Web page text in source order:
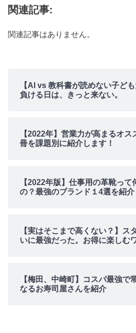
関連記事:
関連記事はありません。
【AI vs 教科書が読めない子ど
負ける日は、きっと来ない。
【2022年】営業力が高まるオ
冊を課題別に紹介します！
【2022年版】仕事用の革靴って
の？最強のブランド１4選を紹
【実はそこまで高くない？】ス
いに最強だった。お得に楽しむ
【梅田、中崎町】コスパ最強で
なるお寿司屋さんを紹介